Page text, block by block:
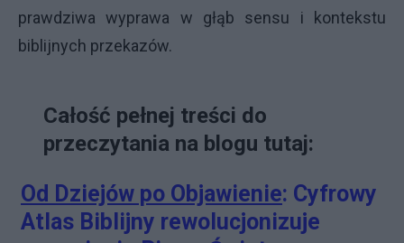
prawdziwa wyprawa w głąb sensu i kontekstu
biblijnych przekazów.
Całość pełnej treści do
przeczytania na blogu tutaj:
Od Dziejów po Objawienie: Cyfrowy
Atlas Biblijny rewolucjonizuje